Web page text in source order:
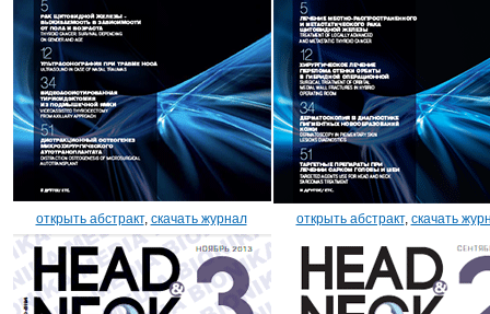
открыть абстракт, скачать журнал открыть абстракт, скачать